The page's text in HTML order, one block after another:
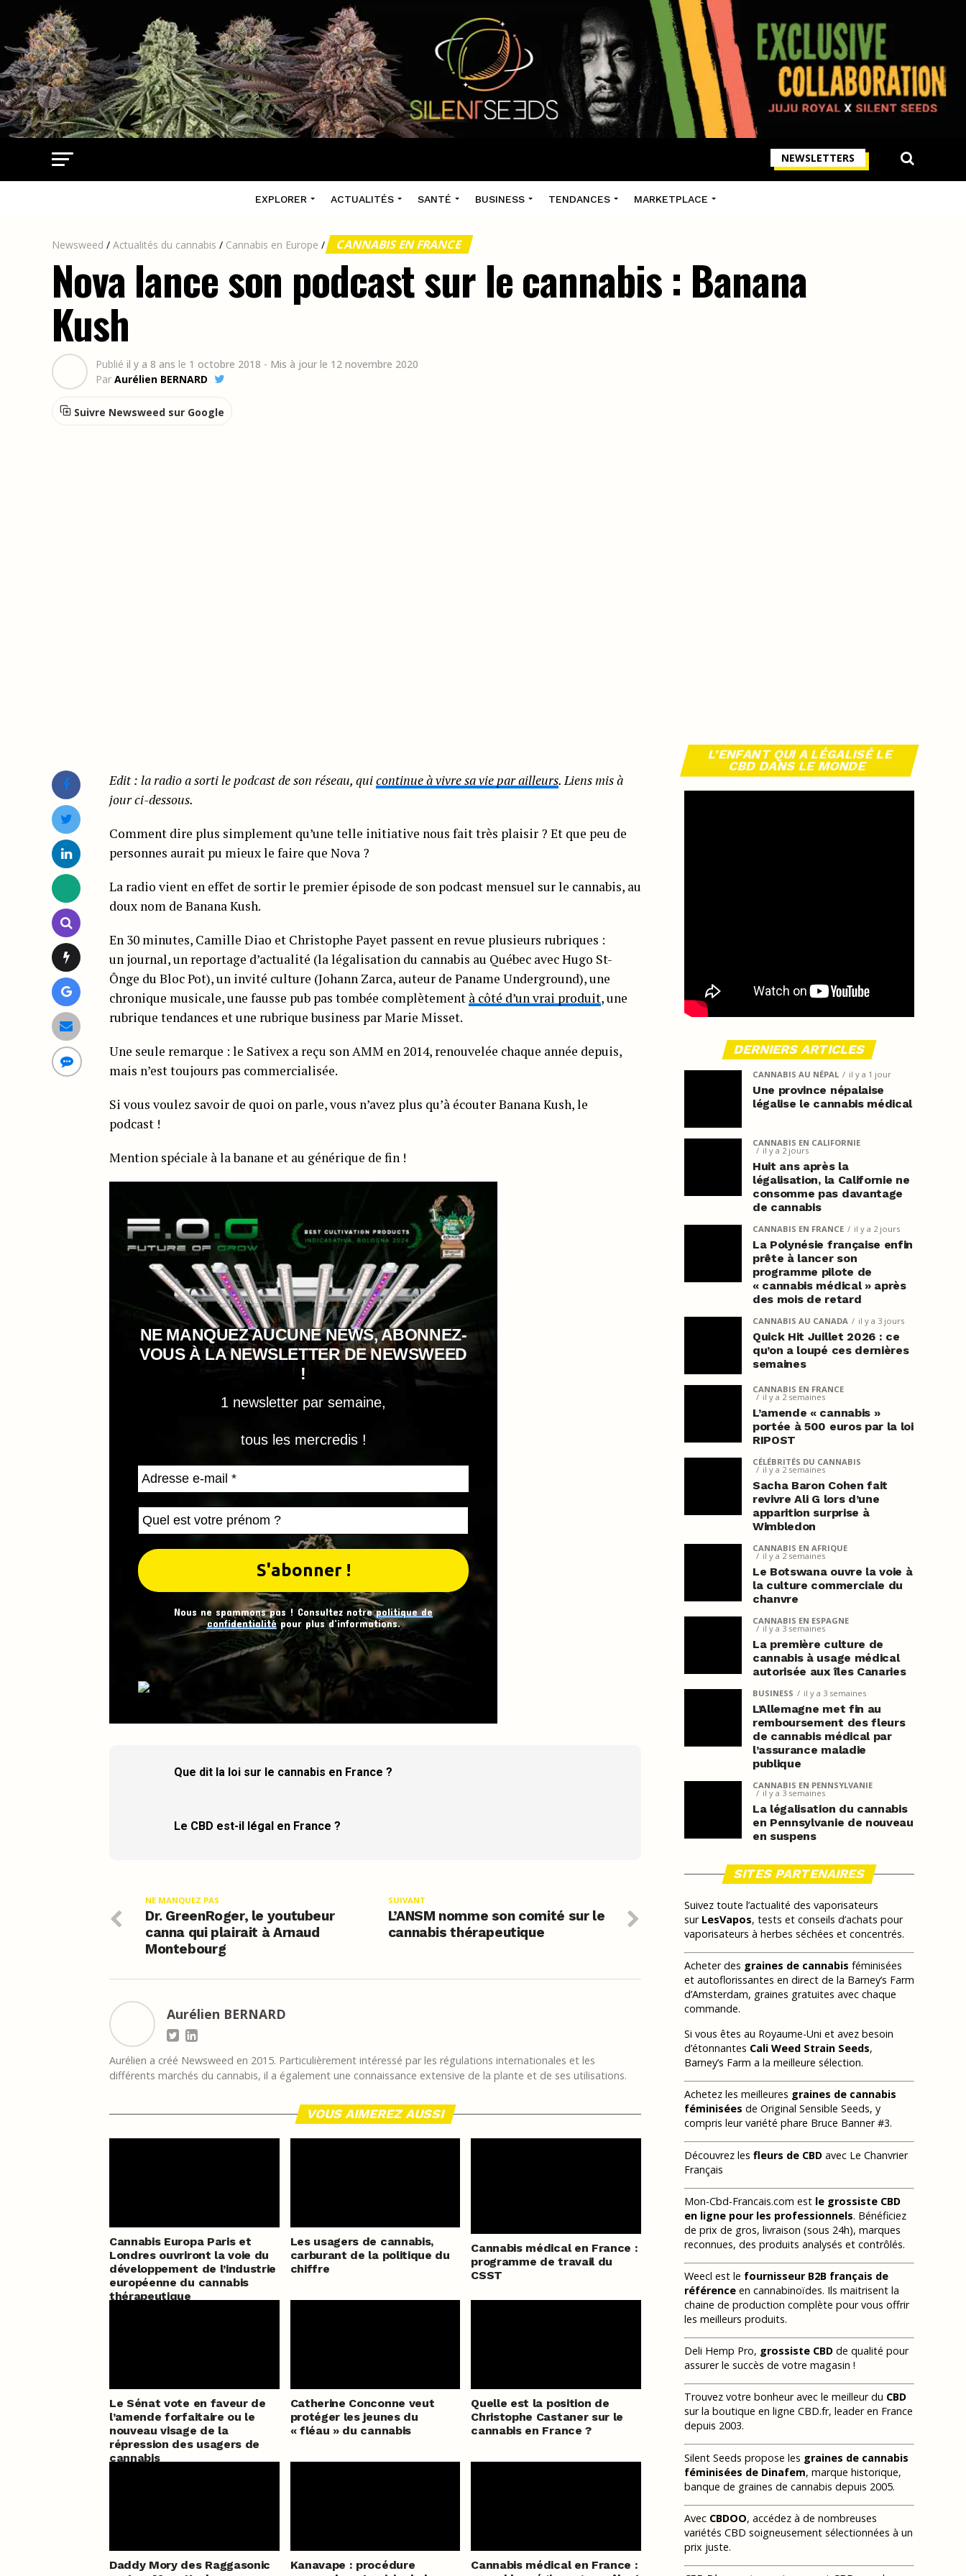
NEWSLETTERS
EXPLORER ACTUALITÉS SANTÉ BUSINESS TENDANCES MARKETPLACE
Newsweed / Actualités du cannabis / Cannabis en Europe / CANNABIS EN FRANCE
Nova lance son podcast sur le cannabis : Banana
Kush
Publié il y a 8 ans le 1 octobre 2018 - Mis à jour le 12 novembre 2020
Par Aurélien BERNARD
Suivre Newsweed sur Google
Edit : la radio a sorti le podcast de son réseau, quicontinue à vivre sa vie par ailleurs. Liens mis à
jour ci-dessous.
Comment dire plus simplement qu’une telle initiative nous fait très plaisir ? Et que peu de
personnes aurait pu mieux le faire que Nova ?
La radio vient en effet de sortir le premier épisode de son podcast mensuel sur le cannabis, au
doux nom de Banana Kush.
En 30 minutes, Camille Diao et Christophe Payet passent en revue plusieurs rubriques :
un journal, un reportage d’actualité (la légalisation du cannabis au Québec avec Hugo St-
Ônge du Bloc Pot), un invité culture (Johann Zarca, auteur de Paname Underground), une
chronique musicale, une fausse pub pas tombée complètement à côté d’un vrai produit, une
rubrique tendances et une rubrique business par Marie Misset.
Une seule remarque : le Sativex a reçu son AMM en 2014, renouvelée chaque année depuis,
mais n’est toujours pas commercialisée.
Si vous voulez savoir de quoi on parle, vous n’avez plus qu’à écouter Banana Kush, le
podcast !
Mention spéciale à la banane et au générique de fin !
NE MANQUEZ AUCUNE NEWS, ABONNEZ-
VOUS À LA NEWSLETTER DE NEWSWEED
!
1 newsletter par semaine,
tous les mercredis !
Nous ne spammons pas ! Consultez notrepolitique de
confidentialitépour plus d’informations.
Que dit la loi sur le cannabis en France ?
Le CBD est-il légal en France ?
SUIVANT
L’ANSM nomme son comité sur le
cannabis thérapeutique
NE MANQUEZ PAS
Dr. GreenRoger, le youtubeur
canna qui plairait à Arnaud
Montebourg
Aurélien BERNARD
Aurélien a créé Newsweed en 2015. Particulièrement intéressé par les régulations internationales et les
différents marchés du cannabis, il a également une connaissance extensive de la plante et de ses utilisations.
VOUS AIMEREZ AUSSI
Cannabis Europa Paris et
Londres ouvriront la voie du
développement de l’industrie
européenne du cannabis
thérapeutique
Les usagers de cannabis,
carburant de la politique du
chiffre
Cannabis médical en France :
programme de travail du
CSST
Le Sénat vote en faveur de
l’amende forfaitaire ou le
nouveau visage de la
répression des usagers de
cannabis
Catherine Conconne veut
protéger les jeunes du
« fléau » du cannabis
Quelle est la position de
Christophe Castaner sur le
cannabis en France ?
Daddy Mory des Raggasonic
Kanavape : procédure
Cannabis médical en France :
L’ENFANT QUI A LÉGALISÉ LE
CBD DANS LE MONDE
DERNIERS ARTICLES
CANNABIS AU NÉPAL il y a 1 jour
Une province népalaise
légalise le cannabis médical
CANNABIS EN CALIFORNIE
il y a 2 jours
Huit ans après la
légalisation, la Californie ne
consomme pas davantage
de cannabis
CANNABIS EN FRANCE il y a 2 jours
La Polynésie française enfin
prête à lancer son
programme pilote de
« cannabis médical » après
des mois de retard
CANNABIS AU CANADA il y a 3 jours
Quick Hit Juillet 2026 : ce
qu’on a loupé ces dernières
semaines
CANNABIS EN FRANCE
il y a 2 semaines
L’amende « cannabis »
portée à 500 euros par la loi
RIPOST
CÉLÉBRITÉS DU CANNABIS
il y a 2 semaines
Sacha Baron Cohen fait
revivre Ali G lors d’une
apparition surprise à
Wimbledon
CANNABIS EN AFRIQUE
il y a 2 semaines
Le Botswana ouvre la voie à
la culture commerciale du
chanvre
CANNABIS EN ESPAGNE
il y a 3 semaines
La première culture de
cannabis à usage médical
autorisée aux îles Canaries
BUSINESS il y a 3 semaines
L’Allemagne met fin au
remboursement des fleurs
de cannabis médical par
l’assurance maladie
publique
CANNABIS EN PENNSYLVANIE
il y a 3 semaines
La légalisation du cannabis
en Pennsylvanie de nouveau
en suspens
SITES PARTENAIRES
Suivez toute l’actualité des vaporisateurs
sur LesVapos, tests et conseils d’achats pour
vaporisateurs à herbes séchées et concentrés.
Acheter des graines de cannabis féminisées
et autoflorissantes en direct de la Barney’s Farm
d’Amsterdam, graines gratuites avec chaque
commande.
Si vous êtes au Royaume-Uni et avez besoin
d’étonnantes Cali Weed Strain Seeds,
Barney’s Farm a la meilleure sélection.
Achetez les meilleures graines de cannabis
féminisées de Original Sensible Seeds, y
compris leur variété phare Bruce Banner #3.
Découvrez les fleurs de CBD avec Le Chanvrier
Français
Mon-Cbd-Francais.com est le grossiste CBD
en ligne pour les professionnels. Bénéficiez
de prix de gros, livraison (sous 24h), marques
reconnues, des produits analysés et contrôlés.
Weecl est le fournisseur B2B français de
référence en cannabinoïdes. Ils maitrisent la
chaine de production complète pour vous offrir
les meilleurs produits.
Deli Hemp Pro, grossiste CBD de qualité pour
assurer le succès de votre magasin !
Trouvez votre bonheur avec le meilleur du CBD
sur la boutique en ligne CBD.fr, leader en France
depuis 2003.
Silent Seeds propose les graines de cannabis
féminisées de Dinafem, marque historique,
banque de graines de cannabis depuis 2005.
Avec CBDOO, accédez à de nombreuses
variétés CBD soigneusement sélectionnées à un
prix juste.